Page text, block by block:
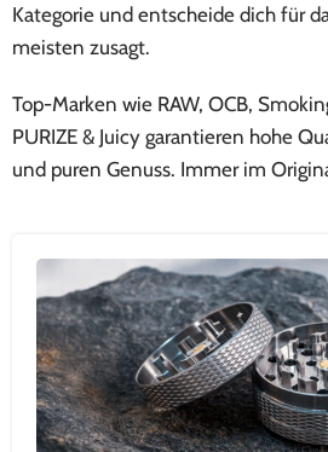
Kategorie und entscheide dich für
meisten zusagt.
Top-Marken wie RAW, OCB,
PURIZE & Juicy garantieren hohe
und puren Genuss. Immer im